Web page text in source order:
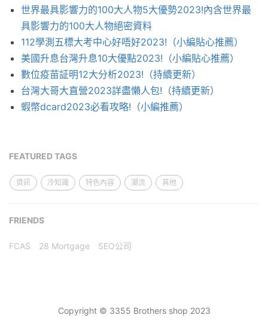
世界最具影響力的100大人物5大優勢2023!內含世界最
具影響力的100大人物絕密資料
112學測五標大考中心好唔好2023!（小編貼心推薦）
美國升息台灣升息10大優點2023!（小編貼心推薦）
數位疫苗証明12大分析2023!（持續更新）
台灣大哥大直營2023詳盡懶人包!（持續更新）
蝦幣dcard2023必看攻略!（小編推薦）
FEATURED TAGS
資訊 冷知識 特色內容 潮流 其他
FRIENDS
FCAS 28 Mortgage SEO公司
Copyright © 3355 Brothers shop 2023